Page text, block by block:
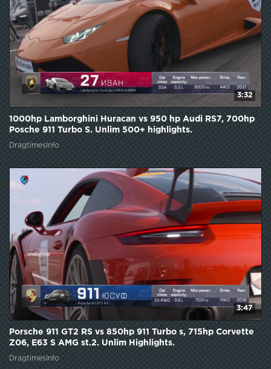
3:32
1000hp Lamborghini Huracan vs 950 hp Audi RS7, 700hp
Posche 911 Turbo S. Unlim 500+ highlights.
DragtimesInfo
3:47
Porsche 911 GT2 RS vs 850hp 911 Turbo s, 715hp Corvette
Z06, E63 S AMG st.2. Unlim Highlights.
DragtimesInfo